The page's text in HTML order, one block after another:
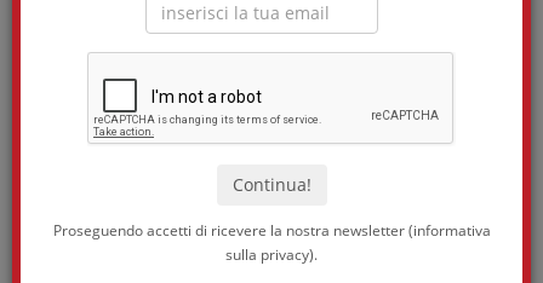
Proseguendo accetti di ricevere la nostra newsletter (informativa
sulla privacy).